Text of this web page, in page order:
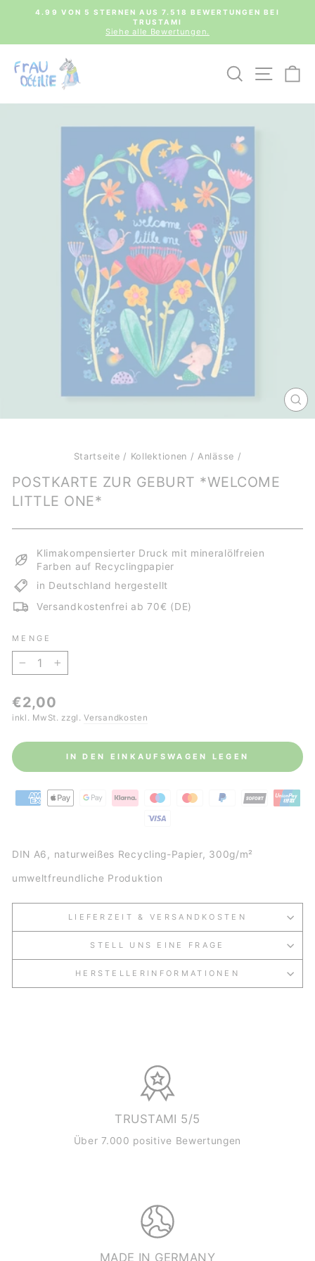
Pause
Diashow
4.99 VON 5 STERNEN AUS 7.518 BEWERTUNGEN BEI
TRUSTAMI
Siehe alle Bewertungen.
SUCHE
Startseite / Kollektionen / Anlässe /
POSTKARTE ZUR GEBURT *WELCOME
LITTLE ONE*
Klimakompensierter Druck mit mineralölfreien
Farben auf Recyclingpapier
in Deutschland hergestellt
Versandkostenfrei ab 70€ (DE)
MENGE
Normaler
Preis
€2,00
inkl. MwSt. zzgl.Versandkosten
IN DEN EINKAUFSWAGEN LEGEN
DIN A6, naturweißes Recycling-Papier, 300g/m²
umweltfreundliche Produktion
LIEFERZEIT & VERSANDKOSTEN
STELL UNS EINE FRAGE
HERSTELLERINFORMATIONEN
TRUSTAMI 5/5
Über 7.000 positive Bewertungen
MADE IN GERMANY